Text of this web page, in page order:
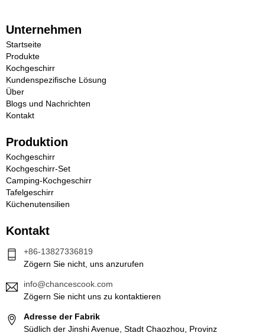
Unternehmen
Startseite
Produkte
Kochgeschirr
Kundenspezifische Lösung
Über
Blogs und Nachrichten
Kontakt
Produktion
Kochgeschirr
Kochgeschirr-Set
Camping-Kochgeschirr
Tafelgeschirr
Küchenutensilien
Kontakt
+86-13827336819
Zögern Sie nicht, uns anzurufen
info@chancescook.com
Zögern Sie nicht uns zu kontaktieren
Adresse der Fabrik
Südlich der Jinshi Avenue, Stadt Chaozhou, Provinz